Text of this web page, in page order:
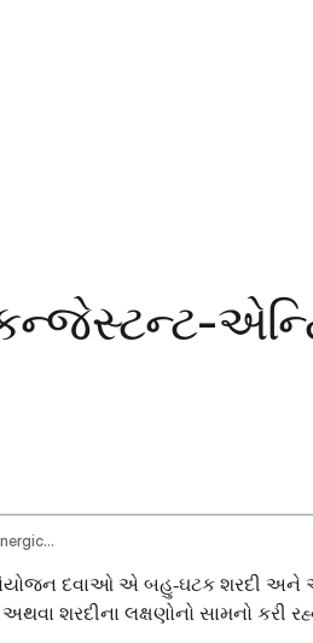
Antihistamine Decongestant And Anticholinergic Combination Oral Route
સંયોજન દવાઓ એ બહુ-ઘટક શરદી
શરદીના લક્ષણોનો સામનો કરી